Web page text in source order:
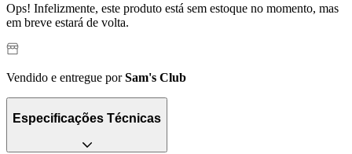
Ops! Infelizmente, este produto está sem estoque no momento, mas
em breve estará de volta.
Vendido e entregue porSam's Club
Especificações Técnicas